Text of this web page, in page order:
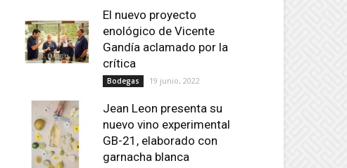
El nuevo proyecto
enológico de Vicente
Gandía aclamado por la
crítica
Bodegas 19 junio, 2022
Jean Leon presenta su
nuevo vino experimental
GB-21, elaborado con
garnacha blanca